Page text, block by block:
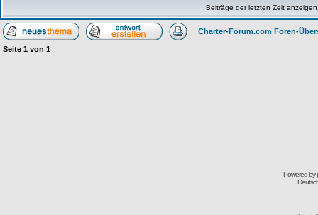
Beiträge der letzten Zeit
Charter-Forum.com Foren-
Seite 1 von 1
Powered by